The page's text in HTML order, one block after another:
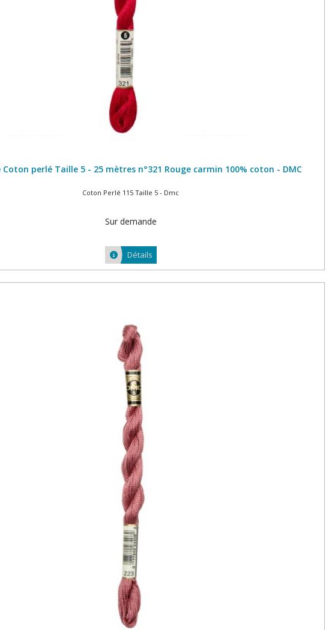
Coton perlé Taille 5 - 25 mètres n°321 Rouge carmin 100% coton - DMC
Coton Perlé 115 Taille 5 - Dmc
Sur demande
Détails